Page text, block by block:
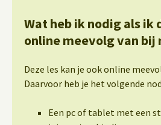
Wat heb ik nodig als ik
online meevolg van bij
Deze les kan je ook online
Daarvoor heb je het volgende
Een pc of tablet met een